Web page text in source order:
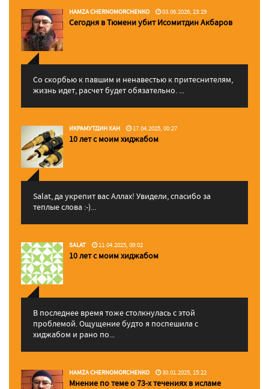
HAMZA CHERNOMORCHENKO 03.06.2026, 23:29
Сегодня в Тюмени убит Исомитдин Акбаров
Со скорбью к павшим и ненавестью к притеснителям,
жизнь идет, расчет будет обязательно. ...
ИКРАМУТДИН ХАН 17.04.2025, 00:27
10 лет с моим хиджабом
Salat, да укрепит вас Аллаx! Увидели, спасибо за
теплые слова :-)...
SALAT 11.04.2025, 09:02
10 лет с моим хиджабом
В последнее время тоже столкнулась с этой
проблемой. Ощущение будто я поспешила с
хиджабом и рано по...
HAMZA CHERNOMORCHENKO 30.01.2025, 15:22
Мнение по теме о 73-х течениях в исламе